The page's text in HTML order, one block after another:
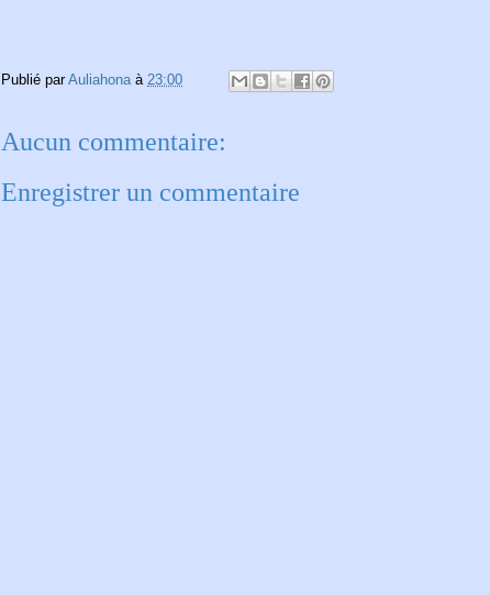
Publié parAuliahona à 23:00
Aucun commentaire:
Enregistrer un commentaire